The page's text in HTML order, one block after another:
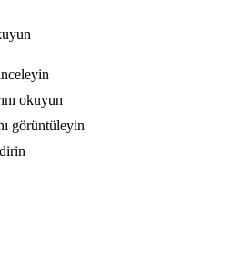
okuyun
görüntüleyin